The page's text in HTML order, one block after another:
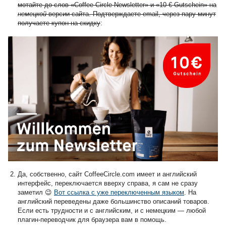
мотайте до слов «Coffee Circle Newsletter» и «10 € Gutschein» на
немецкойверсии сайта. Подтверждаете email, через пару минут
получаете купон на скидку:
Да, собственно, сайт CoffeeCircle.com имеет и английский
интерфейс, переключается вверху справа, я сам не сразу
заметил 😉 Вот ссылка с уже переключенным языком . На
английский переведены даже большинство описаний товаров.
Если есть трудности и с английским, и с немецким — любой
плагин-переводчик для браузера вам в помощь.